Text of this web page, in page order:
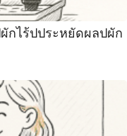
กไร้ปประหยัดผลปผัก